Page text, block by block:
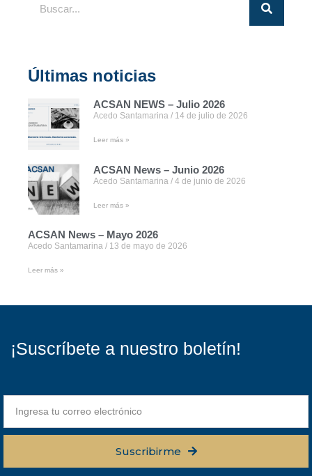
Últimas noticias
ACSAN NEWS – Julio 2026
Acedo Santamarina 14 de julio de 2026
Leer más »
ACSAN News – Junio 2026
Acedo Santamarina 4 de junio de 2026
Leer más »
ACSAN News – Mayo 2026
Acedo Santamarina 13 de mayo de 2026
Leer más »
¡Suscríbete a nuestro boletín!
Suscribirme